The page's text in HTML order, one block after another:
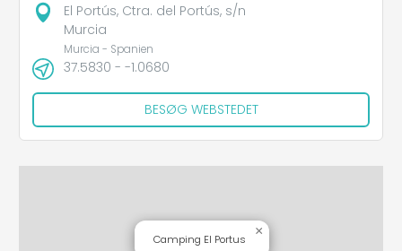
El Portús, Ctra. del Portús, s/n
Murcia
Murcia - Spanien
37.5830 - -1.0680
BESØG WEBSTEDET
Camping El Portus
×